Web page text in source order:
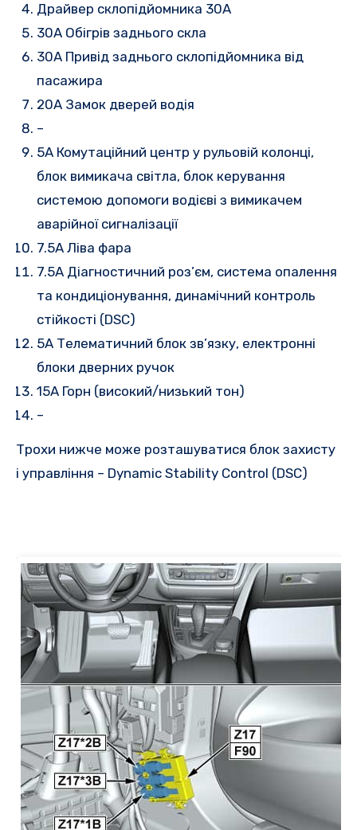
Драйвер склопідйомника 30А
30А Обігрів заднього скла
30А Привід заднього склопідйомника від
пасажира
20A Замок дверей водія
–
5A Комутаційний центр у рульовій колонці,
блок вимикача світла, блок керування
системою допомоги водієві з вимикачем
аварійної сигналізації
7.5А Ліва фара
7.5A Діагностичний роз’єм, система опалення
та кондиціонування, динамічний контроль
стійкості (DSC)
5А Телематичний блок зв’язку, електронні
блоки дверних ручок
15A Горн (високий/низький тон)
–
Трохи нижче може розташуватися блок захисту
і управління – Dynamic Stability Control (DSC)